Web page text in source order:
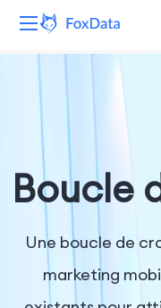
Solutions
Ressources
Boucle
Une boucle de
marketing